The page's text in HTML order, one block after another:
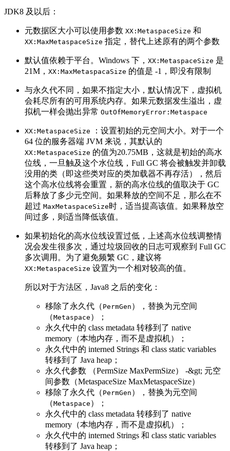
JDK8 及以后：
元数据区大小可以使用参数 XX:MetaspaceSize 和
XX:MaxMetaspaceSize 指定，替代上述原有的两个参数
默认值依赖于平台。Windows 下， XX:MetaspaceSize 是
21M， XX:MaxMetaspacaSize 的值是 -1，即没有限制
与永久代不同，如果不指定大小，默认情况下，虚拟机
会耗尽所有的可用系统内存。如果元数据发生溢出，虚
拟机一样会抛出异常 OutOfMemoryError:Metaspace
XX:MetaspaceSize
：设置初始的元空间大小。对于一个
64 位的服务器端 JVM 来说，其默认的
XX:MetaspaceSize 的值为20.75MB，这就是初始的高水
位线，一旦触及这个水位线，Full GC 将会被触发并卸载
没用的类（即这些类对应的类加载器不再存活），然后
这个高水位线将会重置，新的高水位线的值取决于 GC
后释放了多少元空间。如果释放的空间不足，那么在不
超过 MaxMetaspaceSize时，适当提高该值。如果释放空
间过多，则适当降低该值。
如果初始化的高水位线设置过低，上述高水位线调整情
况会发生很多次，通过垃圾回收的日志可观察到 Full GC
多次调用。为了避免频繁 GC，建议将
XX:MetaspaceSize 设置为一个相对较高的值。
所以对于方法区，Java8 之后的变化：
移除了永久代（ PermGen ），替换为元空间
（Metaspace ）；
永久代中的 class metadata 转移到了 native
memory（本地内存，而不是虚拟机）；
永久代中的 interned Strings 和 class static variables
转移到了 Java heap；
永久代参数 （PermSize MaxPermSize） -&gt; 元空
间参数（MetaspaceSize MaxMetaspaceSize）
移除了永久代（ PermGen ），替换为元空间
（Metaspace ）；
永久代中的 class metadata 转移到了 native
memory（本地内存，而不是虚拟机）；
永久代中的 interned Strings 和 class static variables
转移到了 Java heap；